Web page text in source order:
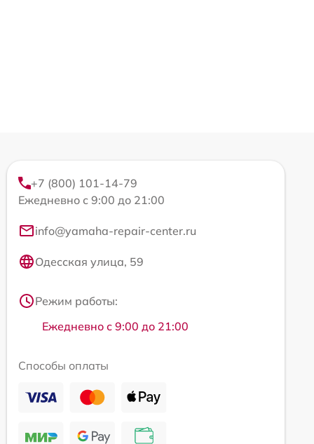
+7 (800) 101-14-79
Ежедневно с 9:00 до 21:00
info@yamaha-repair-center.ru
Одесская улица, 59
Режим работы:
Ежедневно с 9:00 до 21:00
Способы оплаты